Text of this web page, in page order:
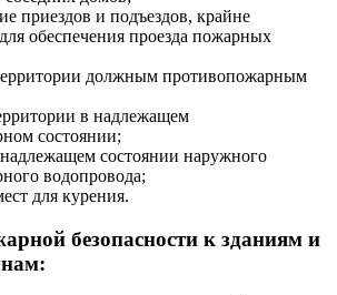
приездов и подъездов, крайне
обеспечения проезда пожарных
должным противопожарным
в надлежащем
состоянии;
состоянии наружного
водопровода;
для курения.
безопасности к зданиям и